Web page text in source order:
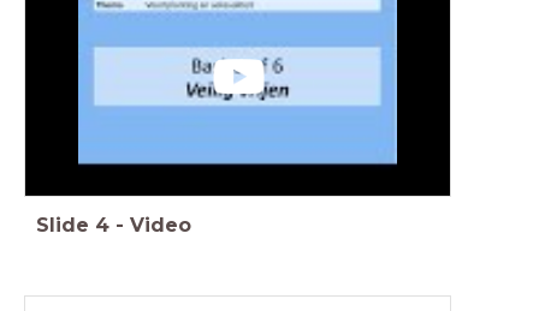
Slide 4 - Video